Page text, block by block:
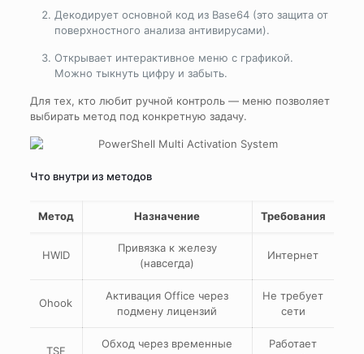
Декодирует основной код из Base64 (это защита от
поверхностного анализа антивирусами).
Открывает интерактивное меню с графикой.
Можно тыкнуть цифру и забыть.
Для тех, кто любит ручной контроль — меню позволяет
выбирать метод под конкретную задачу.
Что внутри из методов
Метод Назначение Требования
HWID
Привязка к железу
(навсегда)
Интернет
Ohook
Активация Office через
подмену лицензий
Не требует
сети
TSF
Обход через временные
Работает